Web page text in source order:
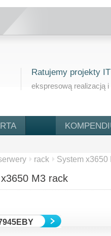
Ratujemy projekty IT
ekspresową realizacją i
rack System x3650
M3 rack